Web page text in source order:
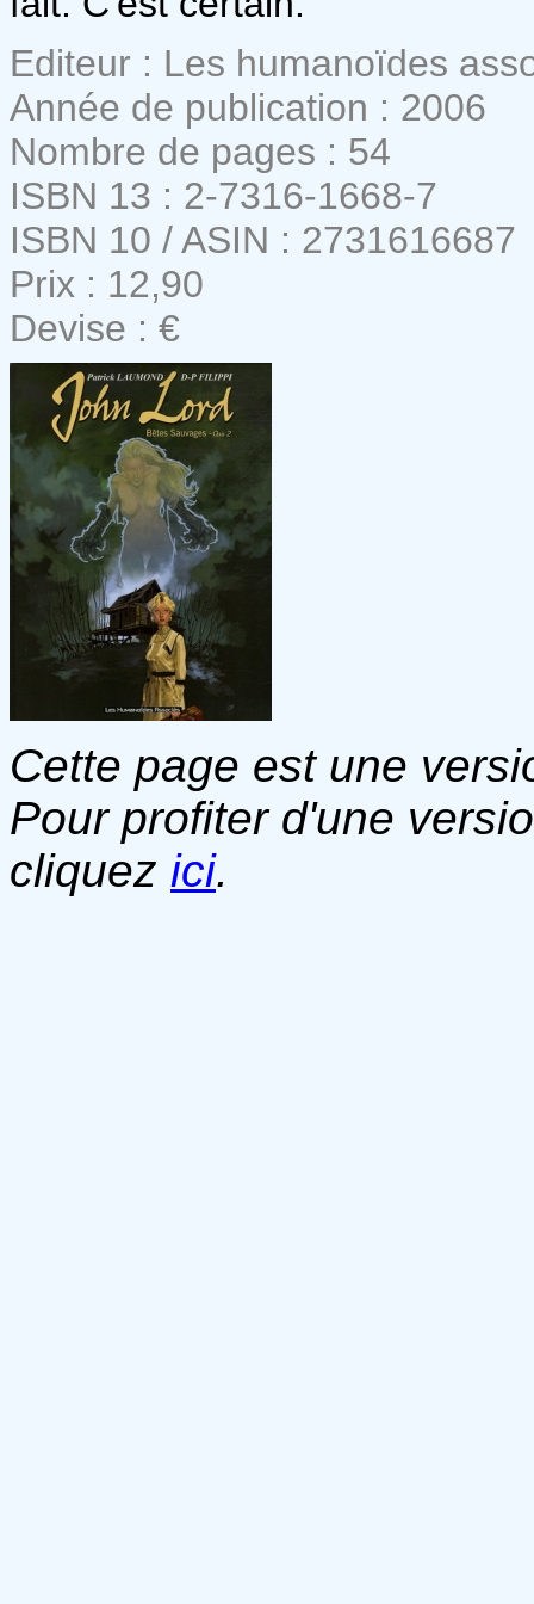
Editeur : Les humanoïdes
Année de publication : 2006
Nombre de pages : 54
ISBN 13 : 2-7316-1668-7
ISBN 10 / ASIN : 2731616687
Prix : 12,90
Devise : €
Cette page est une
Pour profiter d'une
cliquez ici.